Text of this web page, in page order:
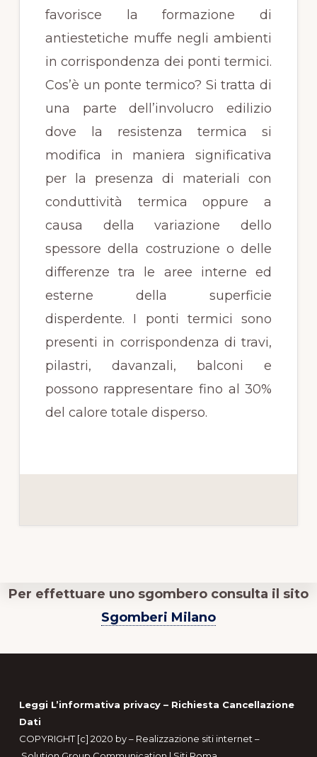
favorisce la formazione di
antiestetiche muffe negli ambienti
in corrispondenza dei ponti termici.
Cos’è un ponte termico? Si tratta di
una parte dell’involucro edilizio
dove la resistenza termica si
modifica in maniera significativa
per la presenza di materiali con
conduttività termica oppure a
causa della variazione dello
spessore della costruzione o delle
differenze tra le aree interne ed
esterne della superficie
disperdente. I ponti termici sono
presenti in corrispondenza di travi,
pilastri, davanzali, balconi e
possono rappresentare fino al 30%
del calore totale disperso.
Per effettuare uno sgombero consulta il sito
Sgomberi Milano
Footer
Leggi L’informativa privacy – Richiesta Cancellazione
Dati
COPYRIGHT [c] 2020 by – Realizzazione siti internet –